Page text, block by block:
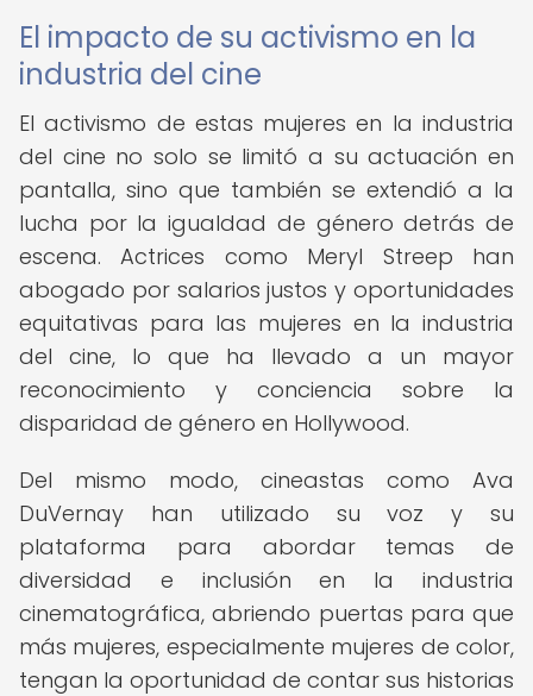
El impacto de su activismo en la
industria del cine
El activismo de estas mujeres en la industria
del cine no solo se limitó a su actuación en
pantalla, sino que también se extendió a la
lucha por la igualdad de género detrás de
escena. Actrices como Meryl Streep han
abogado por salarios justos y oportunidades
equitativas para las mujeres en la industria
del cine, lo que ha llevado a un mayor
reconocimiento y conciencia sobre la
disparidad de género en Hollywood.
Del mismo modo, cineastas como Ava
DuVernay han utilizado su voz y su
plataforma para abordar temas de
diversidad e inclusión en la industria
cinematográfica, abriendo puertas para que
más mujeres, especialmente mujeres de color,
tengan la oportunidad de contar sus historias